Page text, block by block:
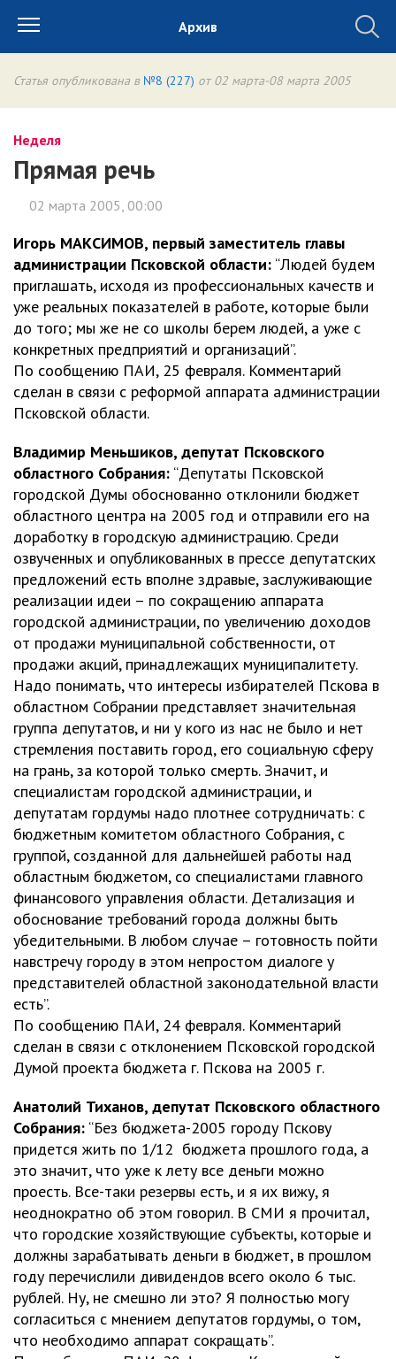
Архив
Статья опубликована в №8 (227) от 02 марта-08 марта 2005
Неделя
Прямая речь
02 марта 2005, 00:00
Игорь МАКСИМОВ, первый заместитель главы
администрации Псковской области: “Людей будем
приглашать, исходя из профессиональных качеств и
уже реальных показателей в работе, которые были
до того; мы же не со школы берем людей, а уже с
конкретных предприятий и организаций”.
По сообщению ПАИ, 25 февраля. Комментарий
сделан в связи с реформой аппарата администрации
Псковской области.
Владимир Меньшиков, депутат Псковского
областного Собрания: “Депутаты Псковской
городской Думы обоснованно отклонили бюджет
областного центра на 2005 год и отправили его на
доработку в городскую администрацию. Среди
озвученных и опубликованных в прессе депутатских
предложений есть вполне здравые, заслуживающие
реализации идеи – по сокращению аппарата
городской администрации, по увеличению доходов
от продажи муниципальной собственности, от
продажи акций, принадлежащих муниципалитету.
Надо понимать, что интересы избирателей Пскова в
областном Собрании представляет значительная
группа депутатов, и ни у кого из нас не было и нет
стремления поставить город, его социальную сферу
на грань, за которой только смерть. Значит, и
специалистам городской администрации, и
депутатам гордумы надо плотнее сотрудничать: с
бюджетным комитетом областного Собрания, с
группой, созданной для дальнейшей работы над
областным бюджетом, со специалистами главного
финансового управления области. Детализация и
обоснование требований города должны быть
убедительными. В любом случае – готовность пойти
навстречу городу в этом непростом диалоге у
представителей областной законодательной власти
есть”.
По сообщению ПАИ, 24 февраля. Комментарий
сделан в связи с отклонением Псковской городской
Думой проекта бюджета г. Пскова на 2005 г.
Анатолий Тиханов, депутат Псковского областного
Собрания: “Без бюджета-2005 городу Пскову
придется жить по 1/12 бюджета прошлого года, а
это значит, что уже к лету все деньги можно
проесть. Все-таки резервы есть, и я их вижу, я
неоднократно об этом говорил. В СМИ я прочитал,
что городские хозяйствующие субъекты, которые и
должны зарабатывать деньги в бюджет, в прошлом
году перечислили дивидендов всего около 6 тыс.
рублей. Ну, не смешно ли это? Я полностью могу
согласиться с мнением депутатов гордумы, о том,
что необходимо аппарат сокращать”.